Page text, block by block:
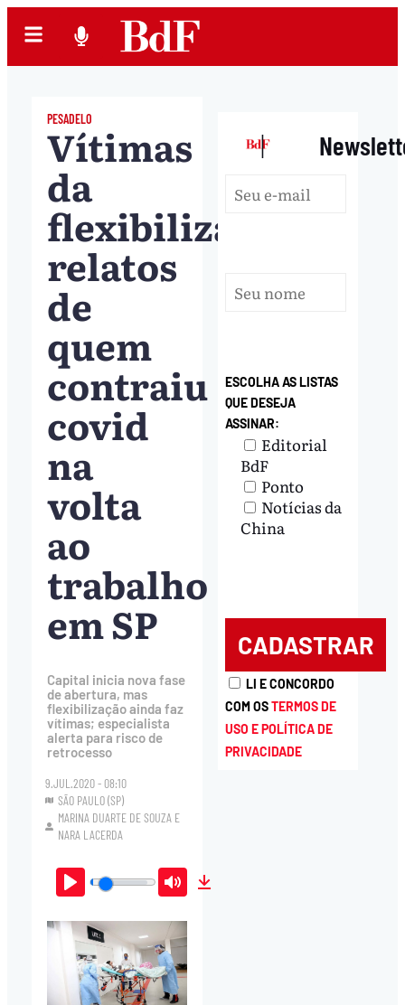
PESADELO
Vítimas
da
flexibilização:
relatos
de
quem
contraiu
covid
na
volta
ao
trabalho
em SP
Capital inicia nova fase
de abertura, mas
flexibilização ainda faz
vítimas; especialista
alerta para risco de
retrocesso
9.JUL.2020 - 08:10
SÃO PAULO (SP)
MARINA DUARTE DE SOUZA E
NARA LACERDA
Play Mute
|
ESCOLHA AS LISTAS
QUE DESEJA
ASSINAR:
Editorial
BdF
Ponto
Notícias da
China
LI E CONCORDO
COM OSTERMOS DE
USO E POLÍTICA DE
PRIVACIDADE